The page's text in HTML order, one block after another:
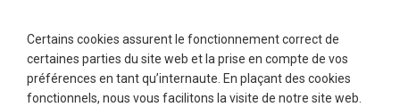
Certains cookies assurent le fonctionnement correct de
certaines parties du site web et la prise en compte de vos
préférences en tant qu’internaute. En plaçant des cookies
fonctionnels, nous vous facilitons la visite de notre site web.